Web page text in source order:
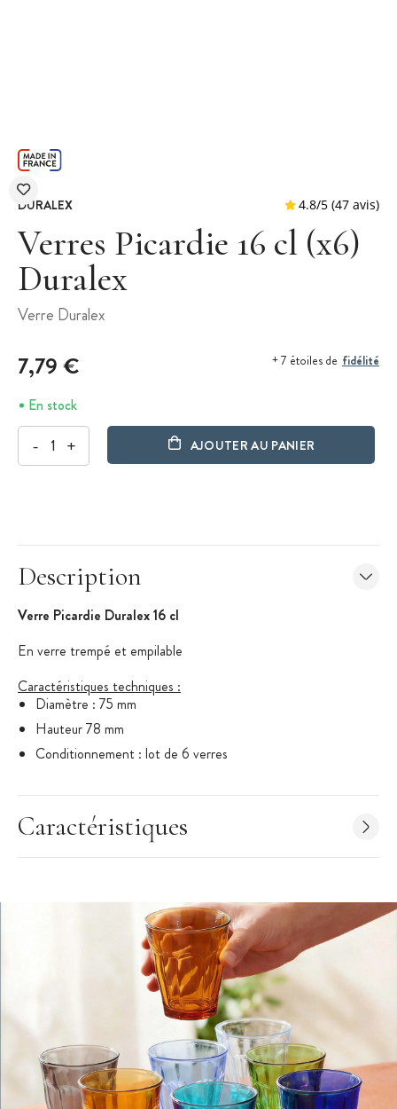
DURALEX
Verres Picardie 16 cl (x6)
Duralex
Verre Duralex
7,79 € + 7 étoiles de fidélité
En stock
- + AJOUTER AU PANIER
Description
Verre Picardie Duralex 16 cl
En verre trempé et empilable
Caractéristiques techniques :
Diamètre : 75 mm
Hauteur 78 mm
Conditionnement : lot de 6 verres
Caractéristiques